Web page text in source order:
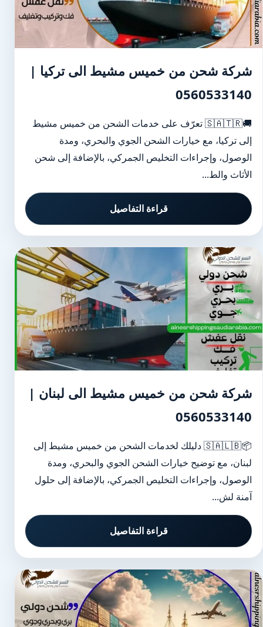
شركة شحن من خميس مشيط الى تركيا |
0560533140
🚚🇸🇦🇹🇷 تعرّف على خدمات الشحن من خميس مشيط
إلى تركيا، مع خيارات الشحن الجوي والبحري، ومدة
الوصول، وإجراءات التخليص الجمركي، بالإضافة إلى شحن
الأثاث والط...
قراءة التفاصيل
شركة شحن من خميس مشيط الى لبنان |
0560533140
📦🇸🇦🇱🇧 دليلك لخدمات الشحن من خميس مشيط إلى
لبنان، مع توضيح خيارات الشحن الجوي والبحري، ومدة
الوصول، وإجراءات التخليص الجمركي، بالإضافة إلى حلول
آمنة لش...
قراءة التفاصيل